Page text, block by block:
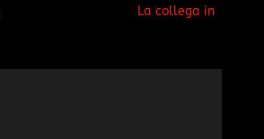
La collega in